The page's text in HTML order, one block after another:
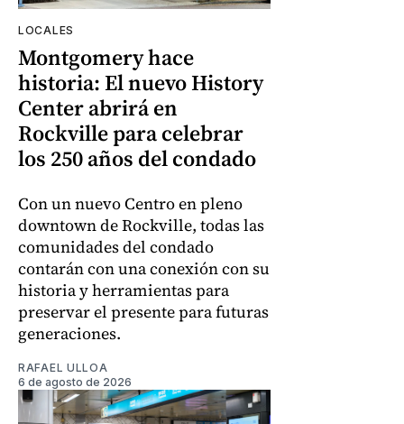
LOCALES
Montgomery hace
historia: El nuevo History
Center abrirá en
Rockville para celebrar
los 250 años del condado
Con un nuevo Centro en pleno
downtown de Rockville, todas las
comunidades del condado
contarán con una conexión con su
historia y herramientas para
preservar el presente para futuras
generaciones.
RAFAEL ULLOA
6 de agosto de 2026